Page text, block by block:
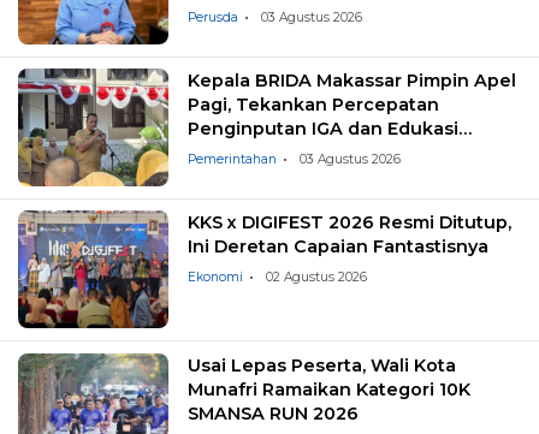
Perusda 03 Agustus 2026
Kepala BRIDA Makassar Pimpin Apel
Pagi, Tekankan Percepatan
Penginputan IGA dan Edukasi
Pemilahan Sampah
Pemerintahan 03 Agustus 2026
KKS x DIGIFEST 2026 Resmi Ditutup,
Ini Deretan Capaian Fantastisnya
Ekonomi 02 Agustus 2026
Usai Lepas Peserta, Wali Kota
Munafri Ramaikan Kategori 10K
SMANSA RUN 2026